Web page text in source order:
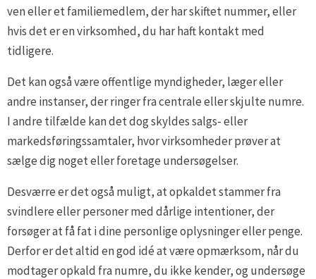
ven eller et familiemedlem, der har skiftet nummer, eller
hvis det er en virksomhed, du har haft kontakt med
tidligere.
Det kan også være offentlige myndigheder, læger eller
andre instanser, der ringer fra centrale eller skjulte numre.
I andre tilfælde kan det dog skyldes salgs- eller
markedsføringssamtaler, hvor virksomheder prøver at
sælge dig noget eller foretage undersøgelser.
Desværre er det også muligt, at opkaldet stammer fra
svindlere eller personer med dårlige intentioner, der
forsøger at få fat i dine personlige oplysninger eller penge.
Derfor er det altid en god idé at være opmærksom, når du
modtager opkald fra numre, du ikke kender, og undersøge